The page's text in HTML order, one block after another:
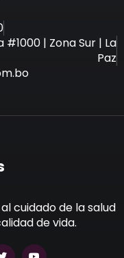
| Zona Sur | La
Paz
cuidado de la salud
de vida.